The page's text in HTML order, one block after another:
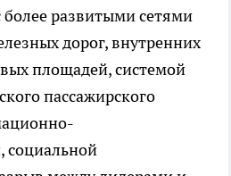
более развитыми сетями
дорог, внутренних
площадей, системой
пассажирского